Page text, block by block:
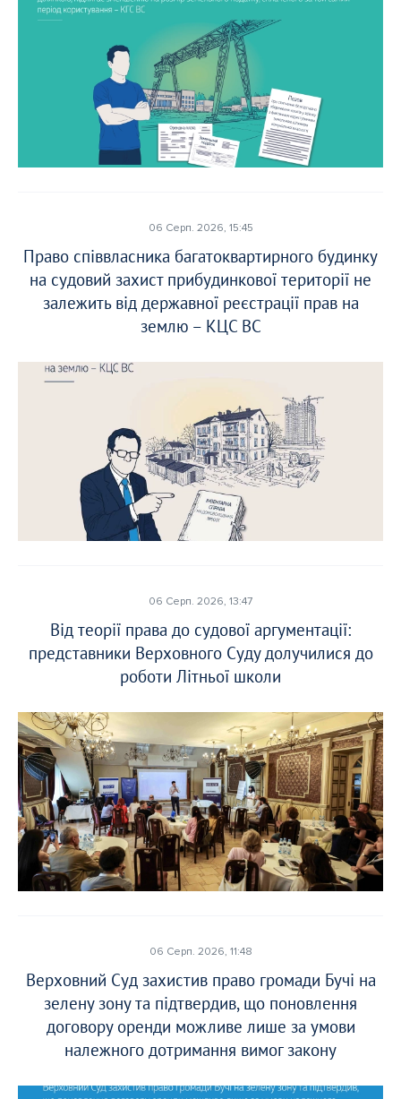
06 Серп. 2026, 15:45
Право співвласника багатоквартирного будинку
на судовий захист прибудинкової території не
залежить від державної реєстрації прав на
землю – КЦС ВС
06 Серп. 2026, 13:47
Від теорії права до судової аргументації:
представники Верховного Суду долучилися до
роботи Літньої школи
06 Серп. 2026, 11:48
Верховний Суд захистив право громади Бучі на
зелену зону та підтвердив, що поновлення
договору оренди можливе лише за умови
належного дотримання вимог закону